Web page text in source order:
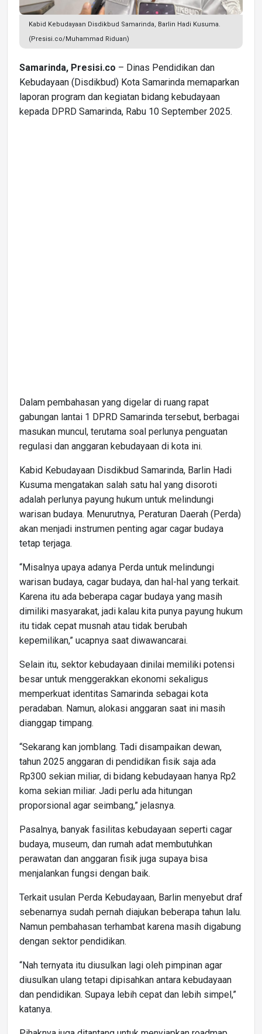
Kabid Kebudayaan Disdikbud Samarinda, Barlin Hadi Kusuma.
(Presisi.co/Muhammad Riduan)
Samarinda, Presisi.co – Dinas Pendidikan dan
Kebudayaan (Disdikbud) Kota Samarinda memaparkan
laporan program dan kegiatan bidang kebudayaan
kepada DPRD Samarinda, Rabu 10 September 2025.
Dalam pembahasan yang digelar di ruang rapat
gabungan lantai 1 DPRD Samarinda tersebut, berbagai
masukan muncul, terutama soal perlunya penguatan
regulasi dan anggaran kebudayaan di kota ini.
Kabid Kebudayaan Disdikbud Samarinda, Barlin Hadi
Kusuma mengatakan salah satu hal yang disoroti
adalah perlunya payung hukum untuk melindungi
warisan budaya. Menurutnya, Peraturan Daerah (Perda)
akan menjadi instrumen penting agar cagar budaya
tetap terjaga.
“Misalnya upaya adanya Perda untuk melindungi
warisan budaya, cagar budaya, dan hal-hal yang terkait.
Karena itu ada beberapa cagar budaya yang masih
dimiliki masyarakat, jadi kalau kita punya payung hukum
itu tidak cepat musnah atau tidak berubah
kepemilikan,” ucapnya saat diwawancarai.
Selain itu, sektor kebudayaan dinilai memiliki potensi
besar untuk menggerakkan ekonomi sekaligus
memperkuat identitas Samarinda sebagai kota
peradaban. Namun, alokasi anggaran saat ini masih
dianggap timpang.
“Sekarang kan jomblang. Tadi disampaikan dewan,
tahun 2025 anggaran di pendidikan fisik saja ada
Rp300 sekian miliar, di bidang kebudayaan hanya Rp2
koma sekian miliar. Jadi perlu ada hitungan
proporsional agar seimbang,” jelasnya.
Pasalnya, banyak fasilitas kebudayaan seperti cagar
budaya, museum, dan rumah adat membutuhkan
perawatan dan anggaran fisik juga supaya bisa
menjalankan fungsi dengan baik.
Terkait usulan Perda Kebudayaan, Barlin menyebut draf
sebenarnya sudah pernah diajukan beberapa tahun lalu.
Namun pembahasan terhambat karena masih digabung
dengan sektor pendidikan.
“Nah ternyata itu diusulkan lagi oleh pimpinan agar
diusulkan ulang tetapi dipisahkan antara kebudayaan
dan pendidikan. Supaya lebih cepat dan lebih simpel,”
katanya.